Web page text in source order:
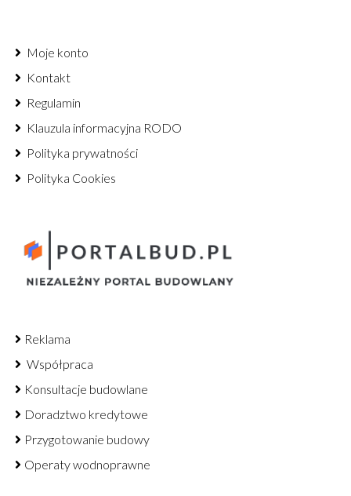
Moje konto
Kontakt
Regulamin
Klauzula informacyjna RODO
Polityka prywatności
Polityka Cookies
Reklama
Współpraca
Konsultacje budowlane
Doradztwo kredytowe
Przygotowanie budowy
Operaty wodnoprawne